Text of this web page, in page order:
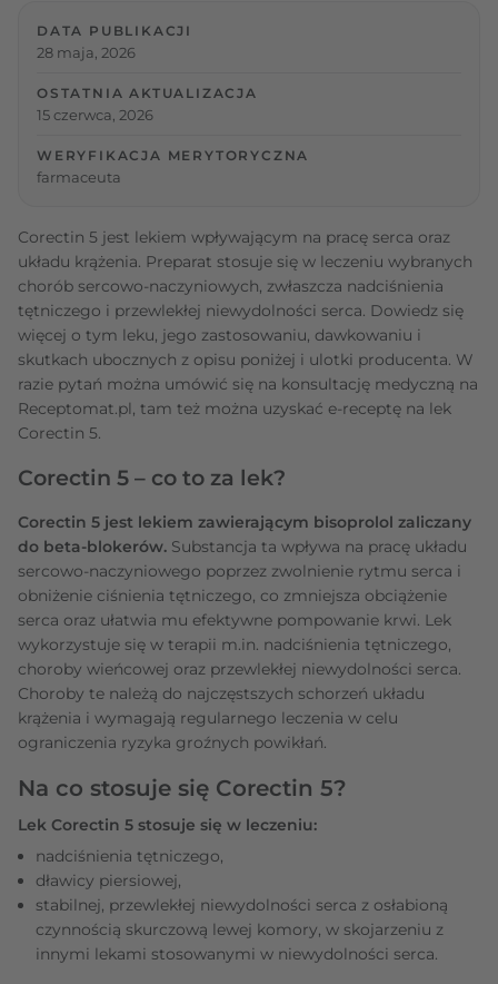
DATA PUBLIKACJI
28 maja, 2026
OSTATNIA AKTUALIZACJA
15 czerwca, 2026
WERYFIKACJA MERYTORYCZNA
farmaceuta
Corectin 5 jest lekiem wpływającym na pracę serca oraz
układu krążenia. Preparat stosuje się w leczeniu wybranych
chorób sercowo-naczyniowych, zwłaszcza nadciśnienia
tętniczego i przewlekłej niewydolności serca. Dowiedz się
więcej o tym leku, jego zastosowaniu, dawkowaniu i
skutkach ubocznych z opisu poniżej i ulotki producenta. W
razie pytań można umówić się na konsultację medyczną na
Receptomat.pl, tam też można uzyskać e-receptę na lek
Corectin 5.
Corectin 5 – co to za lek?
Corectin 5 jest lekiem zawierającym bisoprolol zaliczany
do beta-blokerów. Substancja ta wpływa na pracę układu
sercowo-naczyniowego poprzez zwolnienie rytmu serca i
obniżenie ciśnienia tętniczego, co zmniejsza obciążenie
serca oraz ułatwia mu efektywne pompowanie krwi. Lek
wykorzystuje się w terapii m.in. nadciśnienia tętniczego,
choroby wieńcowej oraz przewlekłej niewydolności serca.
Choroby te należą do najczęstszych schorzeń układu
krążenia i wymagają regularnego leczenia w celu
ograniczenia ryzyka groźnych powikłań.
Na co stosuje się Corectin 5?
Lek Corectin 5 stosuje się w leczeniu:
nadciśnienia tętniczego,
dławicy piersiowej,
stabilnej, przewlekłej niewydolności serca z osłabioną
czynnością skurczową lewej komory, w skojarzeniu z
innymi lekami stosowanymi w niewydolności serca.